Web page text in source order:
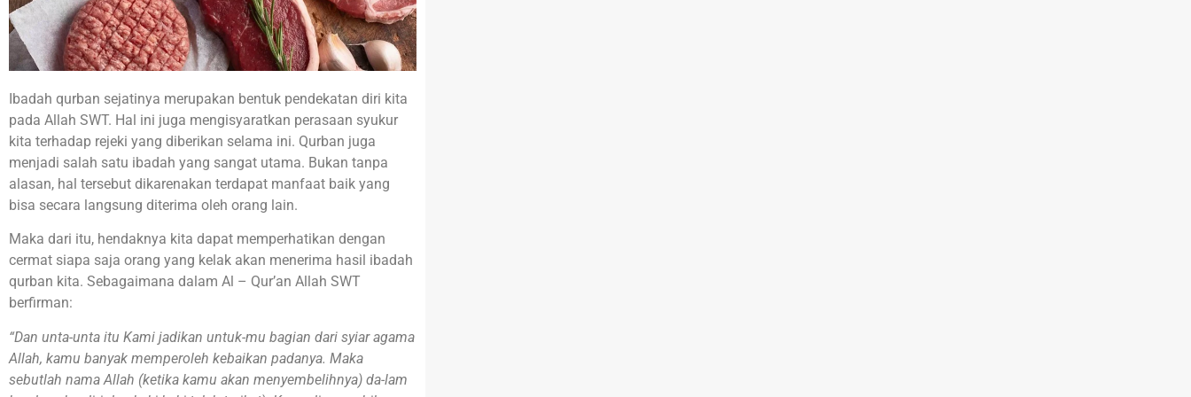
Ibadah qurban sejatinya merupakan bentuk pendekatan diri kita
pada Allah SWT. Hal ini juga mengisyaratkan perasaan syukur
kita terhadap rejeki yang diberikan selama ini. Qurban juga
menjadi salah satu ibadah yang sangat utama. Bukan tanpa
alasan, hal tersebut dikarenakan terdapat manfaat baik yang
bisa secara langsung diterima oleh orang lain.
Maka dari itu, hendaknya kita dapat memperhatikan dengan
cermat siapa saja orang yang kelak akan menerima hasil ibadah
qurban kita. Sebagaimana dalam Al – Qur’an Allah SWT
berfirman:
“Dan unta-unta itu Kami jadikan untuk-mu bagian dari syiar agama
Allah, kamu banyak memperoleh kebaikan padanya. Maka
sebutlah nama Allah (ketika kamu akan menyembelihnya) da-lam